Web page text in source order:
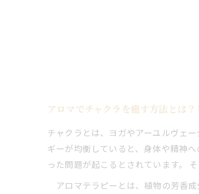
アロマでチャクラを癒す方法とは
チャクラとは、ヨガやアーユルヴェ
ギーが均衡していると、身体や精神
った問題が起こるとされています。
アロマテラピーとは、植物の芳香